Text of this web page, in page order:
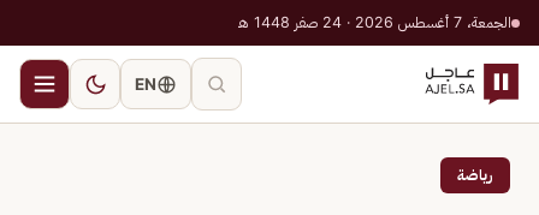
الجمعة، 7 أغسطس 2026 · 24 صفر 1448 هـ
EN
رياضة